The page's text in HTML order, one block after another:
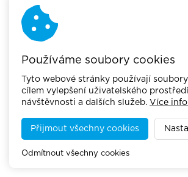
Používáme soubory cookies
Tyto webové stránky používají
cílem vylepšení uživatelského
návštěvnosti a dalších služeb. Více
Přijmout všechny cookies
Odmítnout všechny cookies